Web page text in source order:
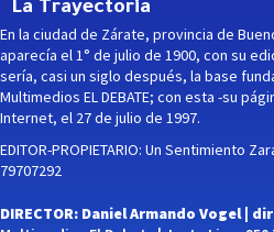
La Trayectoria
En la ciudad de Zárate, provincia de
aparecía el 1° de julio de 1900, con su
sería, casi un siglo después, la base
Multimedios EL DEBATE; con esta -su
Internet, el 27 de julio de 1997.
EDITOR-PROPIETARIO: Un Sentimiento
79707292
DIRECTOR: Daniel Armando Vogel |